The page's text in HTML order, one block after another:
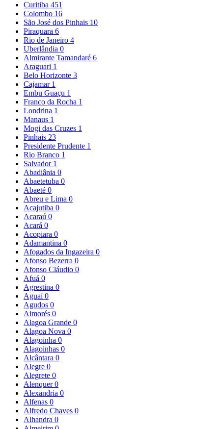
Curitiba 451
Colombo 16
São José dos Pinhais 10
Piraquara 6
Rio de Janeiro 4
Uberlândia 0
Almirante Tamandaré 6
Araguari 1
Belo Horizonte 3
Cajamar 1
Embu Guaçu 1
Franco da Rocha 1
Londrina 1
Manaus 1
Mogi das Cruzes 1
Pinhais 23
Presidente Prudente 1
Rio Branco 1
Salvador 1
Abadiânia 0
Abaetetuba 0
Abaeté 0
Abreu e Lima 0
Acajutiba 0
Acaraú 0
Acará 0
Acopiara 0
Adamantina 0
Afogados da Ingazeira 0
Afonso Bezerra 0
Afonso Cláudio 0
Afuá 0
Agrestina 0
Aguaí0
Agudos 0
Aimorés 0
Alagoa Grande 0
Alagoa Nova 0
Alagoinha 0
Alagoinhas 0
Alcântara 0
Alegre 0
Alegrete 0
Alenquer0
Alexandria 0
Alfenas 0
Alfredo Chaves 0
Alhandra 0